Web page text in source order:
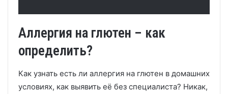
Аллергия на глютен – как
определить?
Как узнать есть ли аллергия на глютен в домашних
условиях, как выявить её без специалиста? Никак,